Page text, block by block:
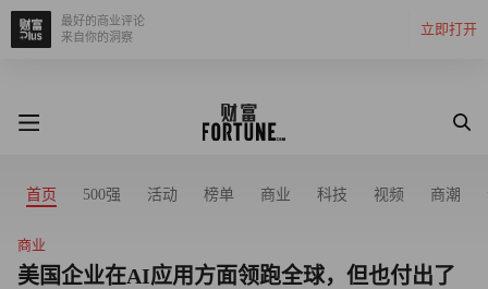
立即打开
最好的商业评论
来自你的洞察
首页 500强 活动 榜单 商业 科技 视频 商潮
商业
美国企业在AI应用方面领跑全球，但也付出了